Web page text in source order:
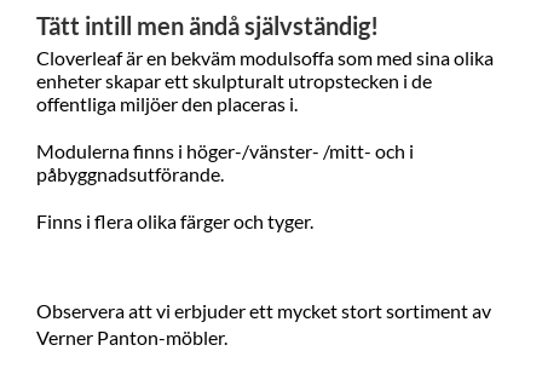
Tätt intill men ändå självständig!
Cloverleaf är en bekväm modulsoffa som med sina olika
enheter skapar ett skulpturalt utropstecken i de
offentliga miljöer den placeras i.
Modulerna finns i höger-/vänster- /mitt- och i
påbyggnadsutförande.
Finns i flera olika färger och tyger.
Observera att vi erbjuder ett mycket stort sortiment av
Verner Panton-möbler.